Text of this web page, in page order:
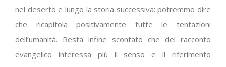
nel deserto e lungo la storia successiva: potremmo dire
che ricapitola positivamente tutte le tentazioni
dell’umanità. Resta infine scontato che del racconto
evangelico interessa più il senso e il riferimento